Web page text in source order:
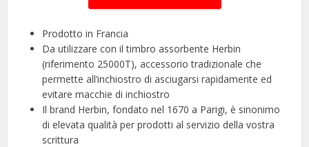
Prodotto in Francia
Da utilizzare con il timbro assorbente Herbin
(riferimento 25000T), accessorio tradizionale che
permette all’inchiostro di asciugarsi rapidamente ed
evitare macchie di inchiostro
Il brand Herbin, fondato nel 1670 a Parigi, è sinonimo
di elevata qualità per prodotti al servizio della vostra
scrittura